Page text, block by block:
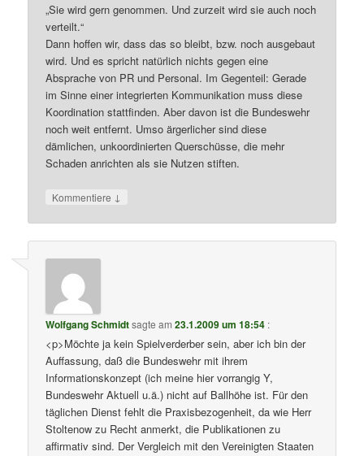
„Sie wird gern genommen. Und zurzeit wird sie auch noch
verteilt.“
Dann hoffen wir, dass das so bleibt, bzw. noch ausgebaut
wird. Und es spricht natürlich nichts gegen eine
Absprache von PR und Personal. Im Gegenteil: Gerade
im Sinne einer integrierten Kommunikation muss diese
Koordination stattfinden. Aber davon ist die Bundeswehr
noch weit entfernt. Umso ärgerlicher sind diese
dämlichen, unkoordinierten Querschüsse, die mehr
Schaden anrichten als sie Nutzen stiften.
Kommentiere ↓
Wolfgang Schmidtsagte am23.1.2009 um 18:54 :
<p>Möchte ja kein Spielverderber sein, aber ich bin der
Auffassung, daß die Bundeswehr mit ihrem
Informationskonzept (ich meine hier vorrangig Y,
Bundeswehr Aktuell u.ä.) nicht auf Ballhöhe ist. Für den
täglichen Dienst fehlt die Praxisbezogenheit, da wie Herr
Stoltenow zu Recht anmerkt, die Publikationen zu
affirmativ sind. Der Vergleich mit den Vereinigten Staaten